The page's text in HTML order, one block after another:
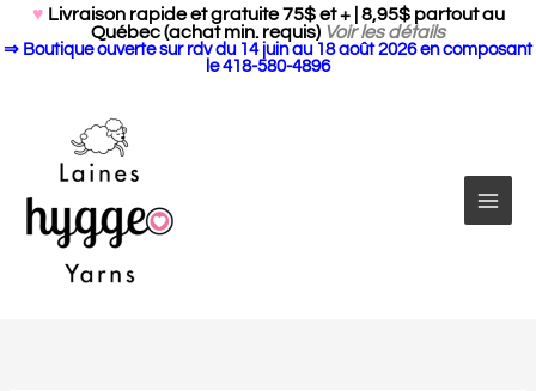
Search
for:
♥ Livraison rapide et gratuite 75$ et + | 8,95$ partout au
Québec (achat min. requis) Voir les détails
⇒ Boutique ouverte sur rdv du 14 juin au 18 août 2026 en composant
le 418-580-4896